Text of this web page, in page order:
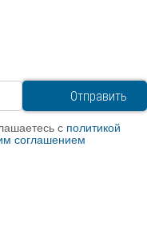
с политикой
соглашением